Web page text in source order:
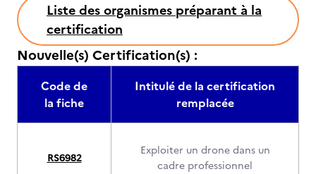
Liste des organismes préparant à la
certification
Nouvelle(s) Certification(s) :
Code de
la fiche
Intitulé de la certification
remplacée
RS6982
Exploiter un drone dans un
cadre professionnel